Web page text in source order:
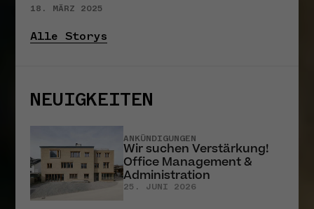
18. MÄRZ 2025
Alle Storys
NEUIGKEITEN
ANKÜNDIGUNGEN
Wir suchen Verstärkung!
Office Management &
Administration
25. JUNI 2026